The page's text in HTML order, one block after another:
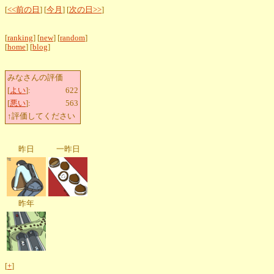
[<<前の日 ] [今月 ] [次の日>>]
[ranking] [new] [random]
[home] [blog]
みなさんの評価
[よい]:
622
[悪い]:
563
↑評価してください
昨日 一昨日
昨年
[+]